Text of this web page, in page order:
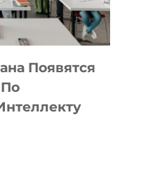
Появятся